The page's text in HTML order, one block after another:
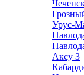
Урус-
Аксу 3